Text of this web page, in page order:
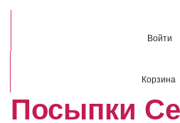
Войти
Корзина
Посыпки